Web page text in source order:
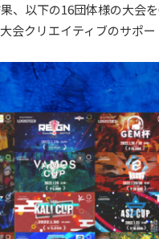
、以下の16団体様の大会
会クリエイティブのサポ